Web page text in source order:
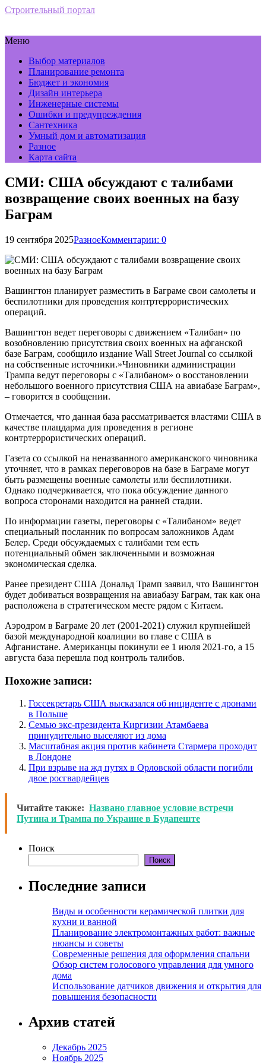
Строительный портал
Меню
Выбор материалов
Планирование ремонта
Бюджет и экономия
Дизайн интерьера
Инженерные системы
Ошибки и предупреждения
Сантехника
Умный дом и автоматизация
Разное
Карта сайта
СМИ: США обсуждают с талибами
возвращение своих военных на базу
Баграм
19 сентября 2025РазноеКомментарии: 0
Вашингтон планирует разместить в Баграме свои самолеты и
беспилотники для проведения контртеррористических
операций.
Вашингтон ведет переговоры с движением «Талибан» по
возобновлению присутствия своих военных на афганской
базе Баграм, сообщило издание Wall Street Journal со ссылкой
на собственные источники.»Чиновники администрации
Трампа ведут переговоры с «Талибаном» о восстановлении
небольшого военного присутствия США на авиабазе Баграм»,
– говорится в сообщении.
Отмечается, что данная база рассматривается властями США в
качестве плацдарма для проведения в регионе
контртеррористических операций.
Газета со ссылкой на неназванного американского чиновника
уточняет, что в рамках переговоров на базе в Баграме могут
быть размещены военные самолеты или беспилотники.
Однако подчеркивается, что пока обсуждение данного
вопроса сторонами находится на ранней стадии.
По информации газеты, переговоры с «Талибаном» ведет
специальный посланник по вопросам заложников Адам
Белер. Среди обсуждаемых с талибами тем есть
потенциальный обмен заключенными и возможная
экономическая сделка.
Ранее президент США Дональд Трамп заявил, что Вашингтон
будет добиваться возвращения на авиабазу Баграм, так как она
расположена в стратегическом месте рядом с Китаем.
Аэродром в Баграме 20 лет (2001-2021) служил крупнейшей
базой международной коалиции во главе с США в
Афганистане. Американцы покинули ее 1 июля 2021-го, а 15
августа база перешла под контроль талибов.
Похожие записи:
Госсекретарь США высказался об инциденте с дронами
в Польше
Семью экс-президента Киргизии Атамбаева
принудительно выселяют из дома
Масштабная акция против кабинета Стармера проходит
в Лондоне
При взрыве на жд путях в Орловской области погибли
двое росгвардейцев
Читайте также: Названо главное условие встречи
Путина и Трампа по Украине в Будапеште
Поиск
Поиск
Последние записи
Виды и особенности керамической плитки для
кухни и ванной
Планирование электромонтажных работ: важные
нюансы и советы
Современные решения для оформления спальни
Обзор систем голосового управления для умного
дома
Использование датчиков движения и открытия для
повышения безопасности
Архив статей
Декабрь 2025
Ноябрь 2025